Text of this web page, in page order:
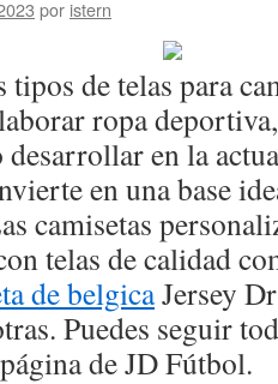
por istern
de telas para
ropa
desarrollar en la
en una base
camisetas
telas de calidad
de belgicaJersey
Puedes seguir
de JD Fútbol.